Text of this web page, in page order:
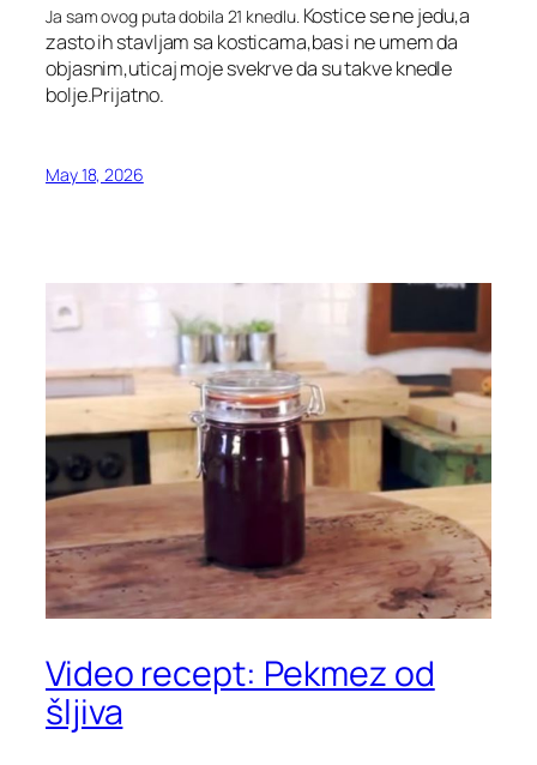
Ja sam ovog puta dobila 21 knedlu. Kostice se ne jedu,a
zasto ih stavljam sa kosticama,bas i ne umem da
objasnim,uticaj moje svekrve da su takve knedle
bolje.Prijatno.
May 18, 2026
Video recept: Pekmez od
šljiva